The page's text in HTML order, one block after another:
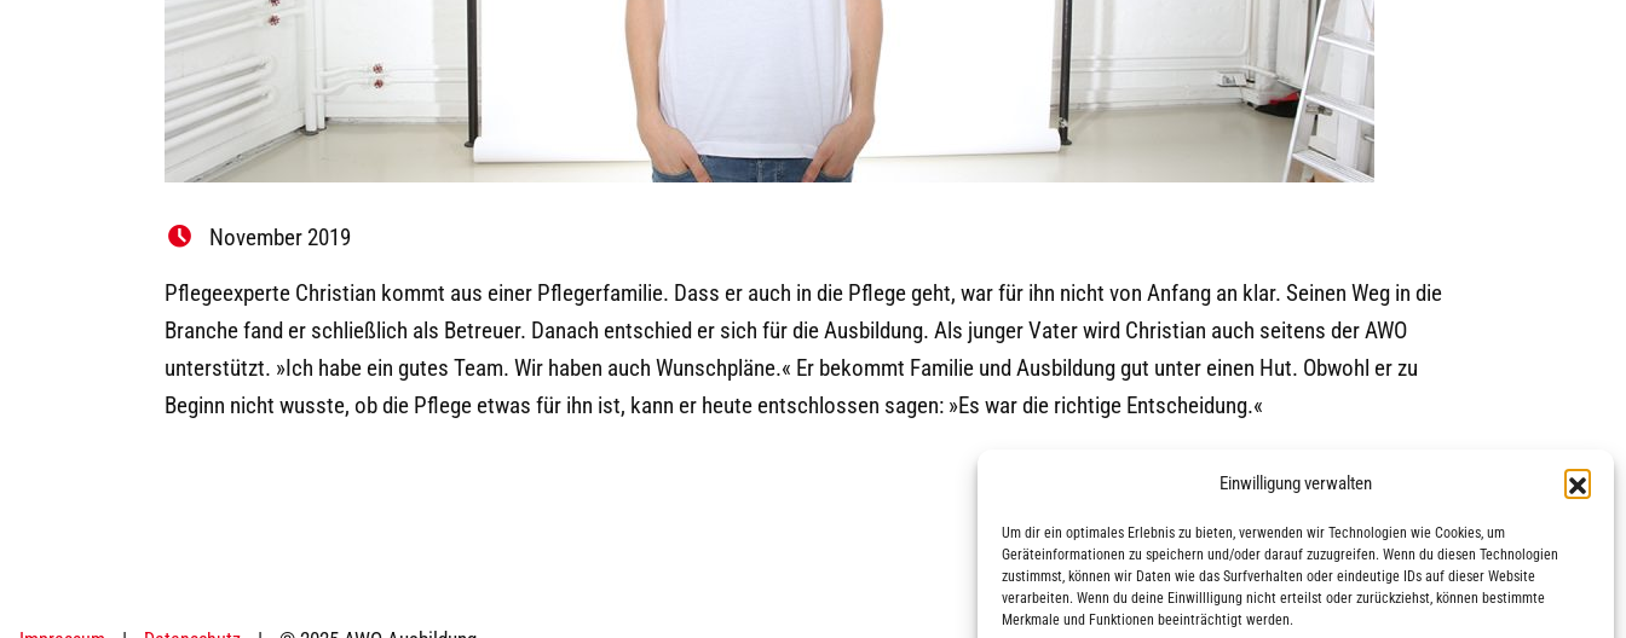
Einwilligung verwalten
Um dir ein optimales Erlebnis zu bieten, verwenden wir Technologien wie Cookies, um
Geräteinformationen zu speichern und/oder darauf zuzugreifen. Wenn du diesen Technologien
zustimmst, können wir Daten wie das Surfverhalten oder eindeutige IDs auf dieser Website
verarbeiten. Wenn du deine Einwillligung nicht erteilst oder zurückziehst, können bestimmte
Merkmale und Funktionen beeinträchtigt werden.
November 2019
Pflegeexperte Christian kommt aus einer Pflegerfamilie. Dass er auch in die Pflege geht, war für ihn nicht von Anfang an klar. Seinen Weg in die
Branche fand er schließlich als Betreuer. Danach entschied er sich für die Ausbildung. Als junger Vater wird Christian auch seitens der AWO
unterstützt. »Ich habe ein gutes Team. Wir haben auch Wunschpläne.« Er bekommt Familie und Ausbildung gut unter einen Hut. Obwohl er zu
Beginn nicht wusste, ob die Pflege etwas für ihn ist, kann er heute entschlossen sagen: »Es war die richtige Entscheidung.«